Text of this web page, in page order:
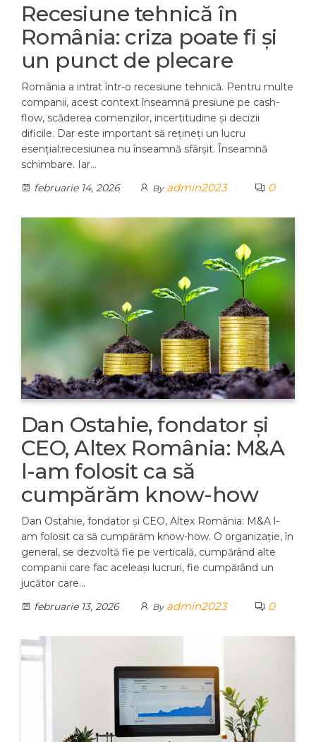
Recesiune tehnică în
România: criza poate fi și
un punct de plecare
România a intrat într-o recesiune tehnică. Pentru multe
companii, acest context înseamnă presiune pe cash-
flow, scăderea comenzilor, incertitudine și decizii
dificile. Dar este important să rețineți un lucru
esențial:recesiunea nu înseamnă sfârșit. Înseamnă
schimbare. Iar…
februarie 14, 2026
By admin2023 0
Dan Ostahie, fondator şi
CEO, Altex România: M&A
l-am folosit ca să
cumpărăm know-how
Dan Ostahie, fondator şi CEO, Altex România: M&A l-
am folosit ca să cumpărăm know-how. O organizaţie, în
general, se dezvoltă fie pe verticală, cumpărând alte
companii care fac aceleaşi lucruri, fie cumpărând un
jucător care…
februarie 13, 2026
By admin2023 0